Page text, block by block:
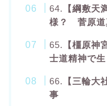
64.
【綱敷天
様？ 菅原道
65.
【橿原神
士道精神で生
66.
【三輪大
事